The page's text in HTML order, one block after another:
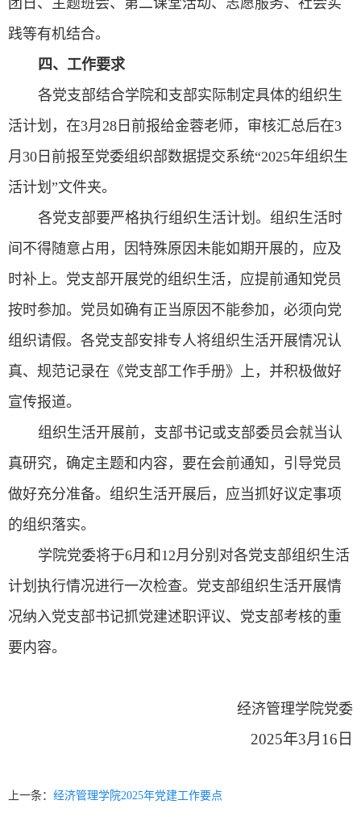
团日、主题班会、第二课堂活动、志愿服务、社会实
践等有机结合。
四、工作要求
各党支部结合学院和支部实际制定具体的组织生
活计划，在3月28日前报给金蓉老师，审核汇总后在3
月30日前报至党委组织部数据提交系统“2025年组织生
活计划”文件夹。
各党支部要严格执行组织生活计划。组织生活时
间不得随意占用，因特殊原因未能如期开展的，应及
时补上。党支部开展党的组织生活，应提前通知党员
按时参加。党员如确有正当原因不能参加，必须向党
组织请假。各党支部安排专人将组织生活开展情况认
真、规范记录在《党支部工作手册》上，并积极做好
宣传报道。
组织生活开展前，支部书记或支部委员会就当认
真研究，确定主题和内容，要在会前通知，引导党员
做好充分准备。组织生活开展后，应当抓好议定事项
的组织落实。
学院党委将于6月和12月分别对各党支部组织生活
计划执行情况进行一次检查。党支部组织生活开展情
况纳入党支部书记抓党建述职评议、党支部考核的重
要内容。
经济管理学院党委
2025年3月16日
上一条： 经济管理学院2025年党建工作要点